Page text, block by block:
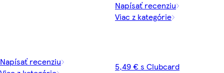
Napísať recenziu
Napísať recenziu
Viac z kategórie
5,49 € s Clubcard